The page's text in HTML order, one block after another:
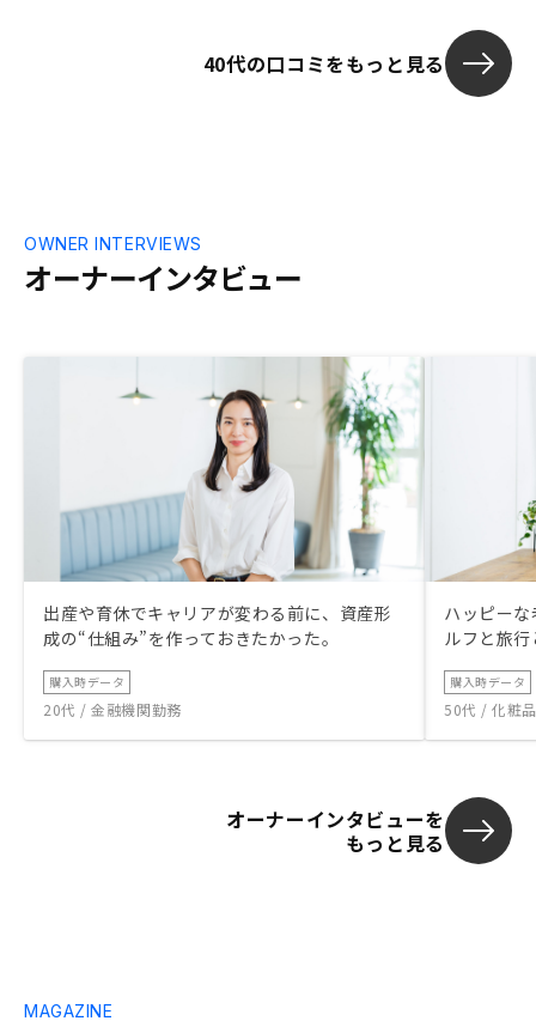
く前は節税の
ませんでした
策や生命保険
40代の口コミをもっと見る
オーナーインタビュー
OWNER INTERVIEWS
出産や育休でキャリアが変わる前に、資産形
成の“仕組み”を作っておきたかった。
購入時データ
20代 / 金融機関勤務
ハッピー
ルフと旅
購入時データ
50代 / 化粧
オーナーインタビューを
もっと見る
MAGAZINE